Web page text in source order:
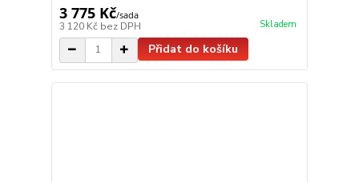
3 775 Kč/sada
3 120 Kč bez DPH Skladem
Přidat do košíku